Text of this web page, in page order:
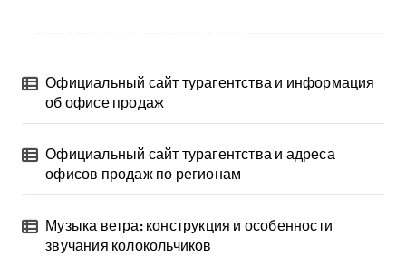
Официальный сайт турагентства и информация
об офисе продаж
Официальный сайт турагентства и адреса
офисов продаж по регионам
Музыка ветра: конструкция и особенности
звучания колокольчиков